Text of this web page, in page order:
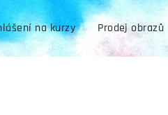
na kurzy Prodej obrazů